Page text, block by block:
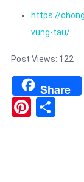
https://
vung-tau/
Post Views: 122
Share